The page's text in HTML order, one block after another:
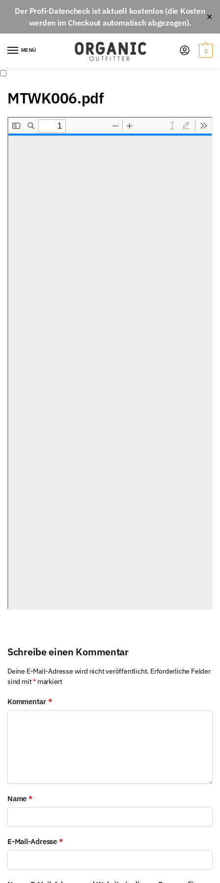
Der Profi-Datencheckist aktuell kostenlos(die Kosten
werden im Checkout automatisch abgezogen).
✕
MENÜ 0
MTWK006.pdf
Schreibe einen Kommentar
Deine E-Mail-Adresse wird nicht veröffentlicht. Erforderliche Felder
sind mit*markiert
Kommentar *
Name *
E-Mail-Adresse *